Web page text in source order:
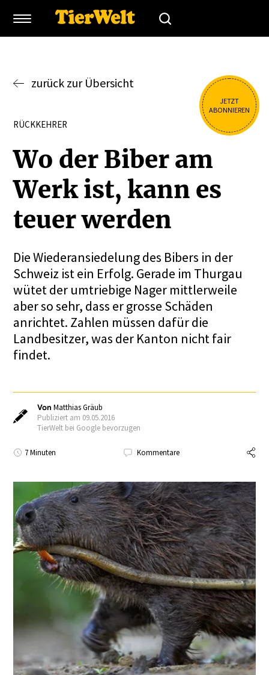
JETZT
ABONNIEREN
zurück zur Übersicht
RÜCKKEHRER
Wo der Biber am
Werk ist, kann es
teuer werden
Die Wiederansiedelung des Bibers in der
Schweiz ist ein Erfolg. Gerade im Thurgau
wütet der umtriebige Nager mittlerweile
aber so sehr, dass er grosse Schäden
anrichtet. Zahlen müssen dafür die
Landbesitzer, was der Kanton nicht fair
findet.
VonMatthias Gräub
Publiziert am 09.05.2016
TierWelt bei Google bevorzugen
7 Minuten Kommentare